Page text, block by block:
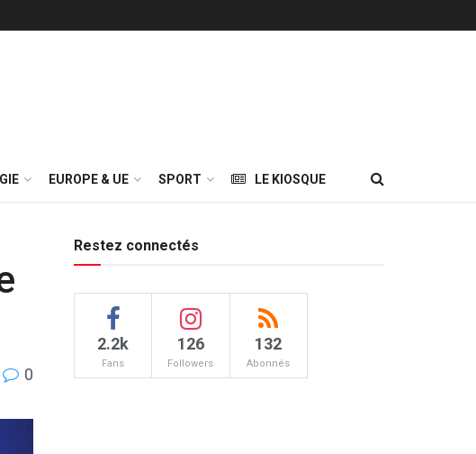
EUROPE & UE SPORT LE KIOSQUE
0
Restez connectés
2.2k
Fans
126
Followers
132
Abonnés